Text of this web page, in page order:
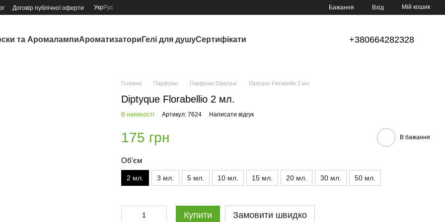
Договір публічної оферти УкрРус Бажання Вхід Мій кошик
та АромалампиАроматизатори Гелі для душуСертифікати +380664282328
Головна Парфуми Парфуми Diptyque Diptyque Florabellio 2 мл.
Diptyque Florabellio 2 мл.
В наявності Артикул: 7624 Написати відгук
175 грн В бажання
Об'єм
2 мл. 3 мл. 5 мл. 10 мл. 15 мл. 20 мл. 30 мл. 50 мл.
Купити Замовити швидко